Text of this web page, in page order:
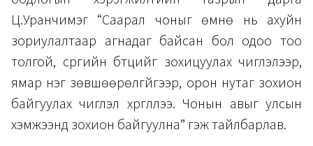
Ц.Уранчимэг “Саарал чоныг өмнө нь ахуйн
зориулалтаар агнадаг байсан бол одоо тоо
толгой, сүргийн бүтцийг зохицуулах чиглэлээр,
ямар нэг зөвшөөрөлгүйгээр, орон нутаг зохион
байгуулах чиглэл хүргүүллээ. Чонын авыг улсын
хэмжээнд зохион байгуулна” гэж тайлбарлав.